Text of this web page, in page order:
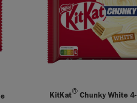
KitKat® Chunky White